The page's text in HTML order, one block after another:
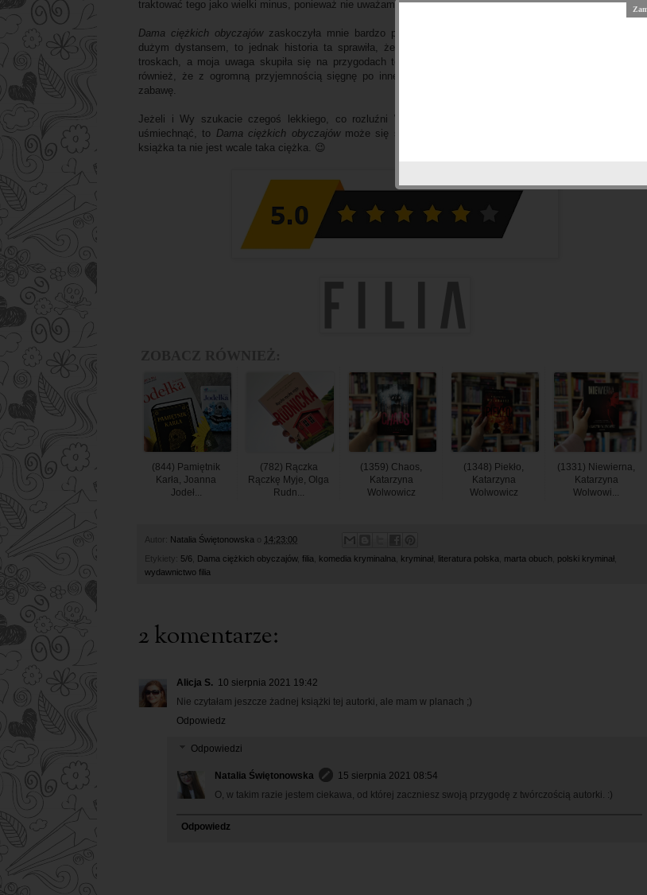
traktować tego jako wielki minus, ponieważ nie uważam tego aspektu za coś rażącego i odpychającego.
Dama ciężkich obyczajówzaskoczyła mnie bardzo pozytywnie. Choć z początku podchodziłam do niej z
dużym dystansem, to jednak historia ta sprawiła, że zapomniałam o zmęczeniu czy po prostu wszelkich
troskach, a moja uwaga skupiła się na przygodach tej szalonej trójki bohaterek. Dzięki tej powieści wiem
również, że z ogromną przyjemnością sięgnę po inne książki tej autorki i mam nadzieję na równie dobrą
zabawę.
Jeżeli i Wy szukacie czegoś lekkiego, co rozluźni Was po całym dniu pracy i przy czym zdołacie się
uśmiechnąć, to Dama ciężkich obyczajówmoże się sprawdzić idealnie. No i wbrew temu, co mówi tytuł -
książka ta nie jest wcale taka ciężka. 😉
(844) Pamiętnik
Karła, Joanna
Jodeł...
(782) Rączka
Rączkę Myje, Olga
Rudn...
(1359) Chaos,
Katarzyna
Wolwowicz
(1348) Piekło,
Katarzyna
Wolwowicz
(1331) Niewierna,
Katarzyna
Wolwowi...
Autor: Natalia Świętonowska 14:23:00
Etykiety: 5/6 Dama ciężkich obyczajów, filia komedia kryminalna kryminał literatura polska marta obuch polski kryminał
wydawnictwo filia
2 komentarze:
Alicja S. 10 sierpnia 2021 19:42
Nie czytałam jeszcze żadnej książki tej autorki, ale mam w planach ;)
Odpowiedz
Odpowiedzi
Natalia Świętonowska
15 sierpnia 2021 08:54
O, w takim razie jestem ciekawa, od której zaczniesz swoją przygodę z twórczością autorki. :)
Odpowiedz